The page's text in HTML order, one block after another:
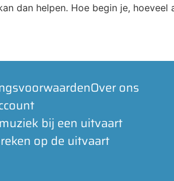
dan helpen. Hoe begin je,
Over ons
bij een uitvaart
op de uitvaart